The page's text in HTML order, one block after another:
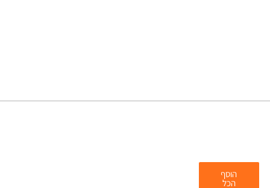
הוסף
הכל